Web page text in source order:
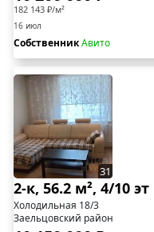
182 143 ₽/м²
16 июл
СобственникАвито
31
2-к, 56.2 м², 4/10 эт
Холодильная 18/3
Заельцовский район